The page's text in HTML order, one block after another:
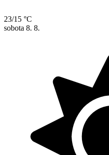
23/15 °C
sobota 8. 8.